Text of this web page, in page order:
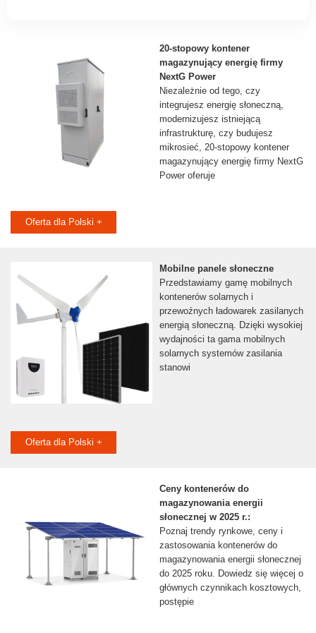
20-stopowy kontener
magazynujący energię firmy
NextG Power
Niezależnie od tego, czy
integrujesz energię słoneczną,
modernizujesz istniejącą
infrastrukturę, czy budujesz
mikrosieć, 20-stopowy kontener
magazynujący energię firmy NextG
Power oferuje
Oferta dla Polski +
Mobilne panele słoneczne
Przedstawiamy gamę mobilnych
kontenerów solarnych i
przewoźnych ładowarek zasilanych
energią słoneczną. Dzięki wysokiej
wydajności ta gama mobilnych
solarnych systemów zasilania
stanowi
Oferta dla Polski +
Ceny kontenerów do
magazynowania energii
słonecznej w 2025 r.:
Poznaj trendy rynkowe, ceny i
zastosowania kontenerów do
magazynowania energii słonecznej
do 2025 roku. Dowiedz się więcej o
głównych czynnikach kosztowych,
postępie